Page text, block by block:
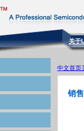
关于
中文首页
销